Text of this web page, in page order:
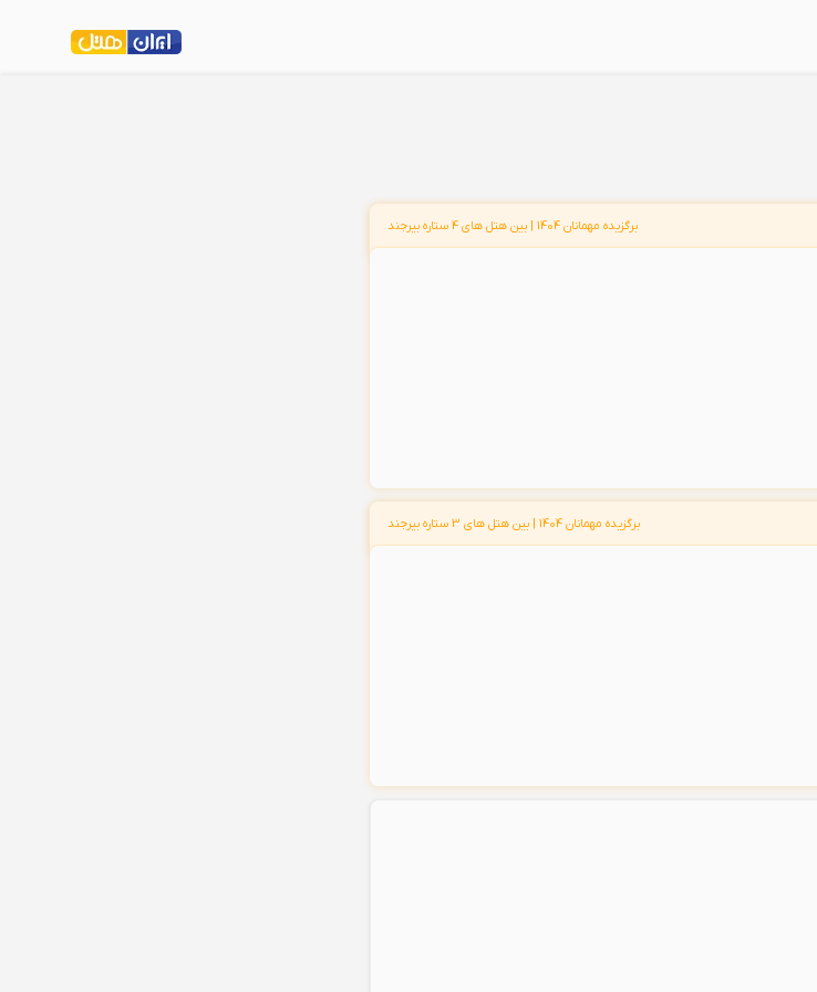
برگزیده مهمانان 1404 | بین هتل های 4 ستاره بیرجند
برگزیده مهمانان 1404 | بین هتل های 3 ستاره بیرجند